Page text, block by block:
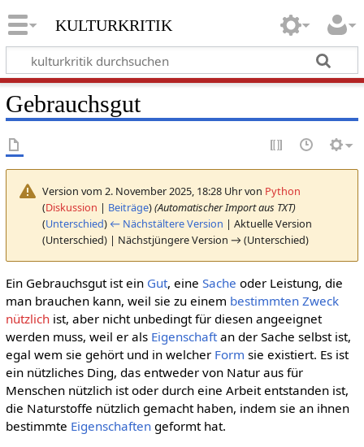
kulturkritik
Gebrauchsgut
Version vom 2. November 2025, 18:28 Uhr von Python
(Diskussion | Beiträge)(Automatischer Import aus TXT)
(Unterschied) ← Nächstältere Version | Aktuelle Version
(Unterschied) | Nächstjüngere Version → (Unterschied)
Ein Gebrauchsgut ist ein Gut, eine Sache oder Leistung, die
man brauchen kann, weil sie zu einem bestimmten Zweck
nützlichist, aber nicht unbedingt für diesen angeeignet
werden muss, weil er als Eigenschaftan der Sache selbst ist,
egal wem sie gehört und in welcher Form sie existiert. Es ist
ein nützliches Ding, das entweder von Natur aus für
Menschen nützlich ist oder durch eine Arbeit entstanden ist,
die Naturstoffe nützlich gemacht haben, indem sie an ihnen
bestimmte Eigenschaftengeformt hat.